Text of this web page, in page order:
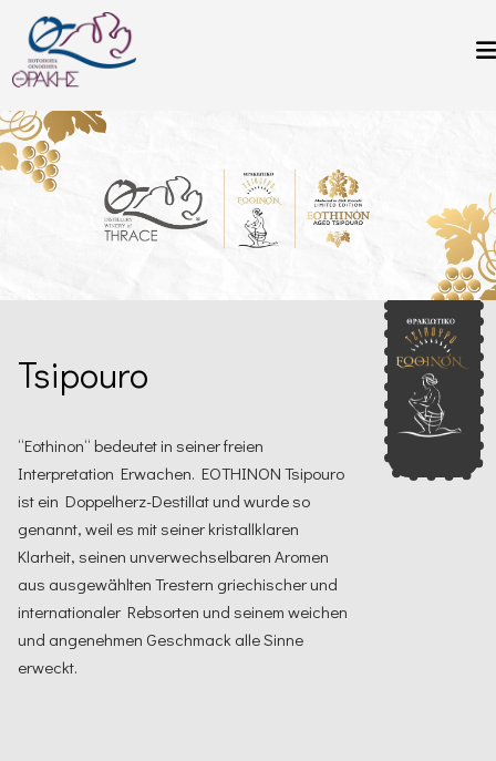
Direkt zum Inhalt
Tsipouro
“Eothinon“ bedeutet in seiner freien
Interpretation Erwachen. EOTHINON Tsipouro
ist ein Doppelherz-Destillat und wurde so
genannt, weil es mit seiner kristallklaren
Klarheit, seinen unverwechselbaren Aromen
aus ausgewählten Trestern griechischer und
internationaler Rebsorten und seinem weichen
und angenehmen Geschmack alle Sinne
erweckt.